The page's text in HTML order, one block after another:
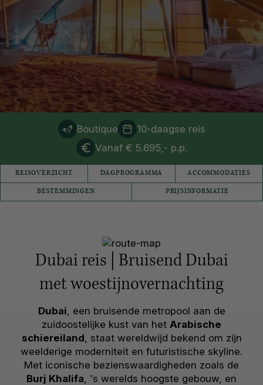
Boutique
10-daagse reis
Vanaf € 5.695,- p.p.
REISOVERZICHT DAGPROGRAMMA ACCOMMODATIES
BESTEMMINGEN PRIJSINFORMATIE
Dubai reis | Bruisend Dubai
met woestijnovernachting
Dubai, een bruisende metropool aan de
zuidoostelijke kust van het Arabische
schiereiland, staat wereldwijd bekend om zijn
weelderige moderniteit en futuristische skyline.
Met iconische bezienswaardigheden zoals de
Burj Khalifa, 's werelds hoogste gebouw, en